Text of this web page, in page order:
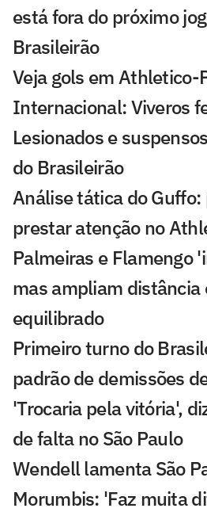
está fora do próximo
Brasileirão
Veja gols em Athletico-
Internacional: Viveros
Lesionados e
do Brasileirão
Análise tática do Guffo:
prestar atenção no
Palmeiras e Flamengo
mas ampliam distância
equilibrado
Primeiro turno do
padrão de demissões
'Trocaria pela vitória',
de falta no São Paulo
Wendell lamenta São
Morumbis: 'Faz muita